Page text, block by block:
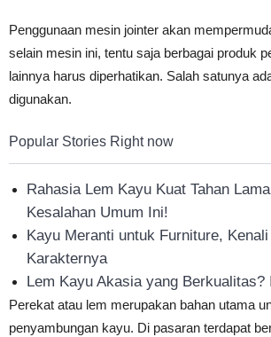
Penggunaan mesin jointer akan
selain mesin ini, tentu saja berbagai produk
lainnya harus diperhatikan. Salah satunya
digunakan.
Popular Stories Right now
Rahasia Lem Kayu Kuat Tahan
Kesalahan Umum Ini!
Kayu Meranti untuk Furniture,
Karakternya
Lem Kayu Akasia yang Berkualitas?
Perekat atau lem merupakan bahan utama
penyambungan kayu. Di pasaran terdapat